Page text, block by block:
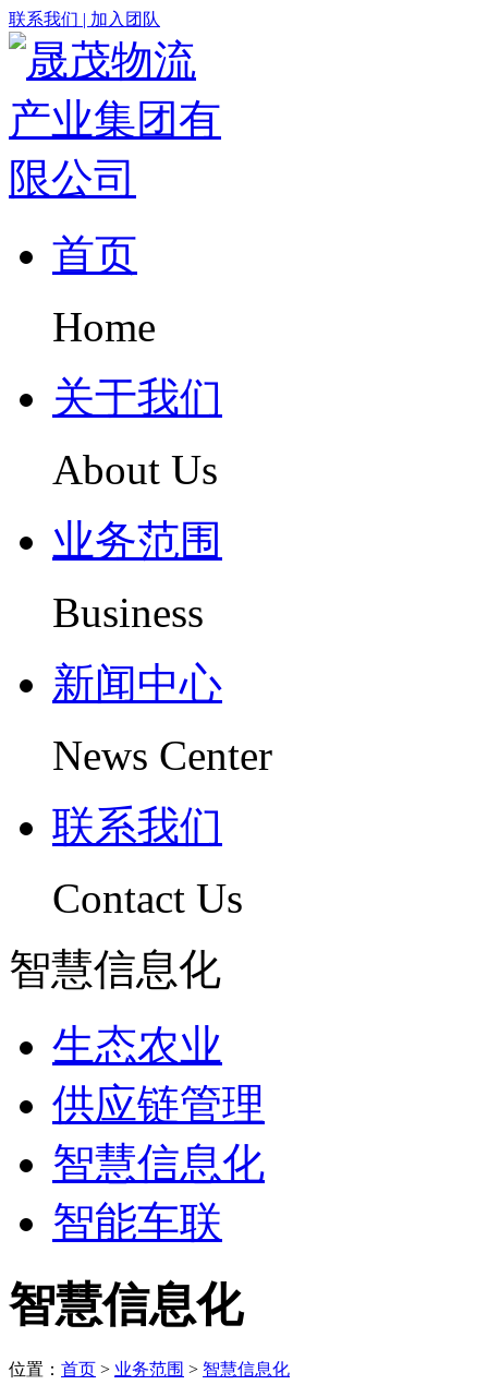
联系我们 | 加入团队
首页
Home
关于我们
About Us
业务范围
Business
新闻中心
News Center
联系我们
Contact Us
智慧信息化
生态农业
供应链管理
智慧信息化
智能车联
智慧信息化
位置： 首页 > 业务范围 > 智慧信息化